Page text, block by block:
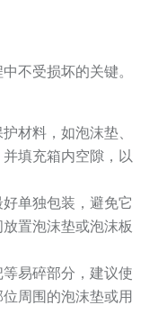
不受损坏的关键。
材料，如泡沫垫、
填充箱内空隙，以
单独包装，避免它
置泡沫垫或泡沫板
易碎部分，建议使
周围的泡沫垫或用